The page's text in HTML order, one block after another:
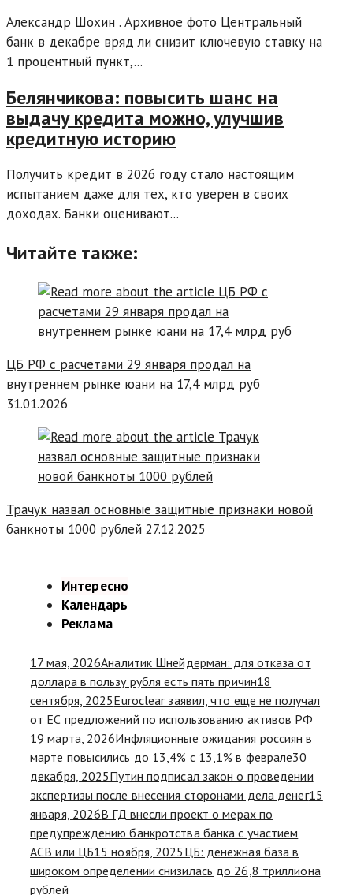
Александр Шохин . Архивное фото Центральный
банк в декабре вряд ли снизит ключевую ставку на
1 процентный пункт,...
Белянчикова: повысить шанс на
выдачу кредита можно, улучшив
кредитную историю
Получить кредит в 2026 году стало настоящим
испытанием даже для тех, кто уверен в своих
доходах. Банки оценивают...
Читайте также:
ЦБ РФ с расчетами 29 января продал на
внутреннем рынке юани на 17,4 млрд руб
31.01.2026
Трачук назвал основные защитные признаки новой
банкноты 1000 рублей 27.12.2025
Интересно
Календарь
Реклама
17 мая, 2026Аналитик Шнейдерман: для отказа от
доллара в пользу рубля есть пять причин18
сентября, 2025Euroclear заявил, что еще не получал
от ЕС предложений по использованию активов РФ
19 марта, 2026Инфляционные ожидания россиян в
марте повысились до 13,4% с 13,1% в феврале30
декабря, 2025Путин подписал закон о проведении
экспертизы после внесения сторонами дела денег15
января, 2026В ГД внесли проект о мерах по
предупреждению банкротства банка с участием
АСВ или ЦБ15 ноября, 2025 ЦБ: денежная база в
широком определении снизилась до 26,8 триллиона
рублей